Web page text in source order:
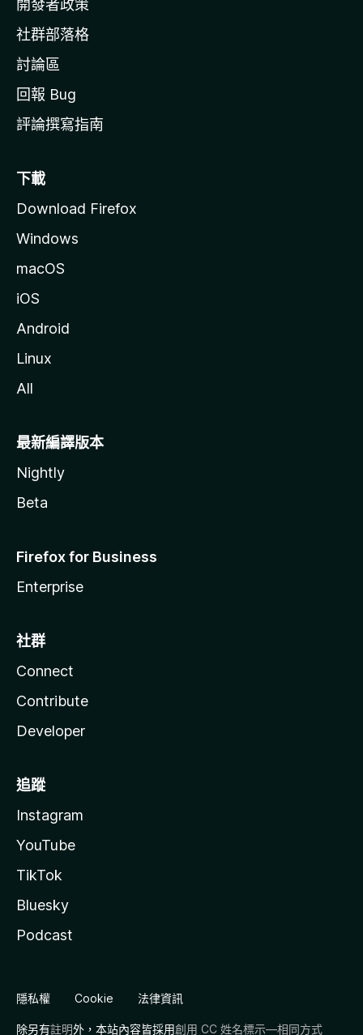
開發者政策
社群部落格
討論區
回報 Bug
評論撰寫指南
下載
Download Firefox
Windows
macOS
iOS
Android
Linux
All
最新編譯版本
Nightly
Beta
Firefox for Business
Enterprise
社群
Connect
Contribute
Developer
追蹤
Instagram
YouTube
TikTok
Bluesky
Podcast
隱私權 Cookie 法律資訊
除另有註明外，本站內容皆採用創用 CC 姓名標示—相同方式